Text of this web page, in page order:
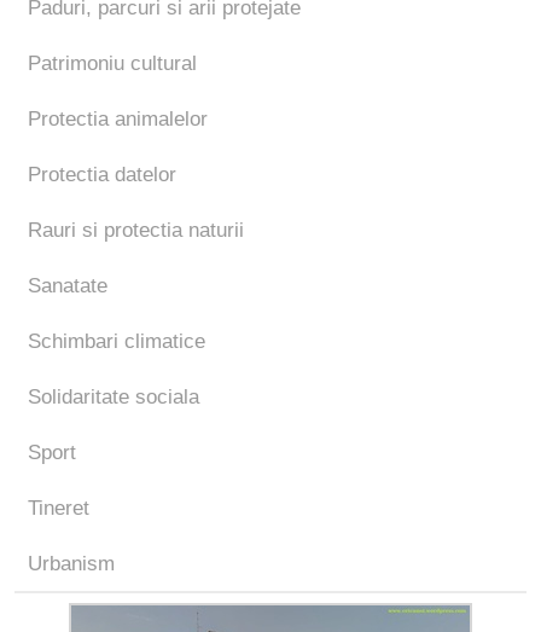
Paduri, parcuri si arii protejate
Patrimoniu cultural
Protectia animalelor
Protectia datelor
Rauri si protectia naturii
Sanatate
Schimbari climatice
Solidaritate sociala
Sport
Tineret
Urbanism